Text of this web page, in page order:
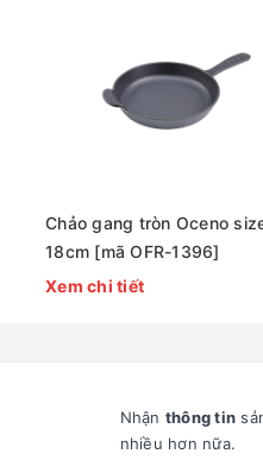
Chảo gang tròn Oceno
18cm [mã OFR-1396]
Xem chi tiết
Nhận thông tin
nhiều hơn nữa.